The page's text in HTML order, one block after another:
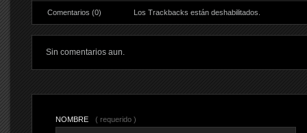
Comentarios (0) Los Trackbacks están deshabilitados.
Sin comentarios aun.
NOMBRE ( requerido )